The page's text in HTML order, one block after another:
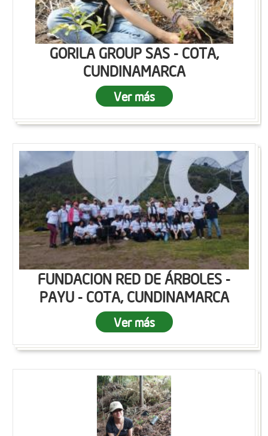
GORILA GROUP SAS - COTA,
CUNDINAMARCA
Ver más
FUNDACION RED DE ÁRBOLES -
PAYU - COTA, CUNDINAMARCA
Ver más